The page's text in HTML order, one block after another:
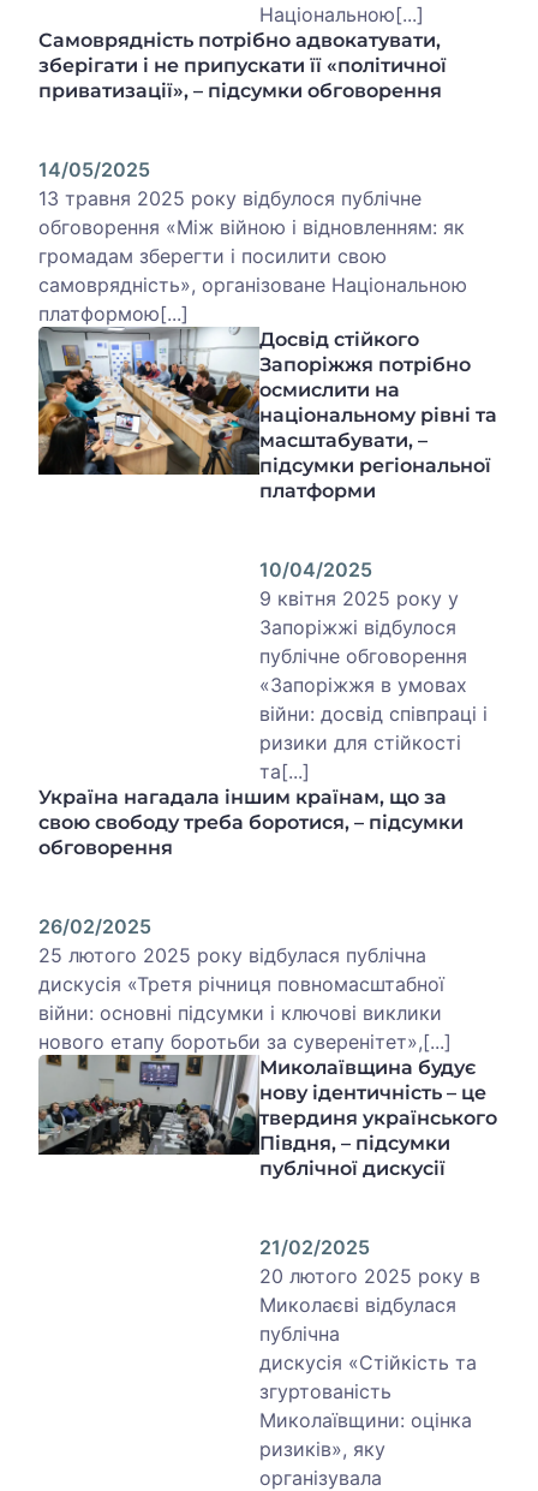
Національною[...]
Самоврядність потрібно адвокатувати,
зберігати і не припускати її «політичної
приватизації», – підсумки обговорення
14/05/2025
13 травня 2025 року відбулося публічне
обговорення «Між війною і відновленням: як
громадам зберегти і посилити свою
самоврядність», організоване Національною
платформою[...]
Досвід стійкого
Запоріжжя потрібно
осмислити на
національному рівні та
масштабувати, –
підсумки регіональної
платформи
10/04/2025
9 квітня 2025 року у
Запоріжжі відбулося
публічне обговорення
«Запоріжжя в умовах
війни: досвід співпраці і
ризики для стійкості
та[...]
Україна нагадала іншим країнам, що за
свою свободу треба боротися, – підсумки
обговорення
26/02/2025
25 лютого 2025 року відбулася публічна
дискусія «Третя річниця повномасштабної
війни: основні підсумки і ключові виклики
нового етапу боротьби за суверенітет»,[...]
Миколаївщина будує
нову ідентичність – це
твердиня українського
Півдня, – підсумки
публічної дискусії
21/02/2025
20 лютого 2025 року в
Миколаєві відбулася
публічна
дискусія «Стійкість та
згуртованість
Миколаївщини: оцінка
ризиків», яку
організувала